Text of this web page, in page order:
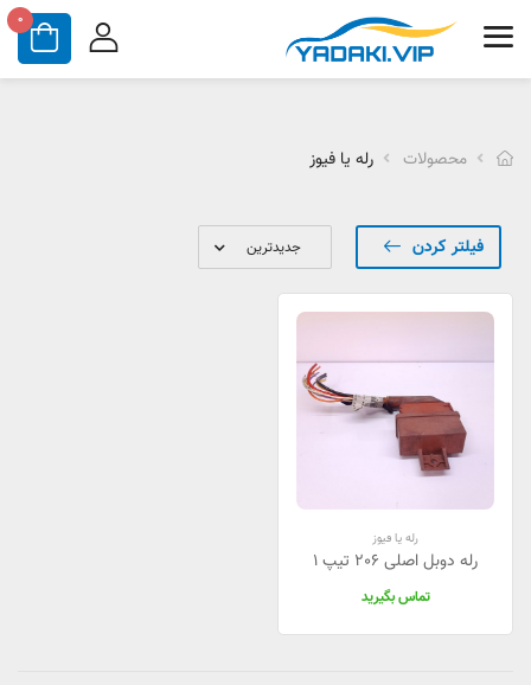
0
محصولات رله یا فیوز
فیلتر کردن
رله یا فیوز
رله دوبل اصلی 206 تیپ 1
تماس بگیرید